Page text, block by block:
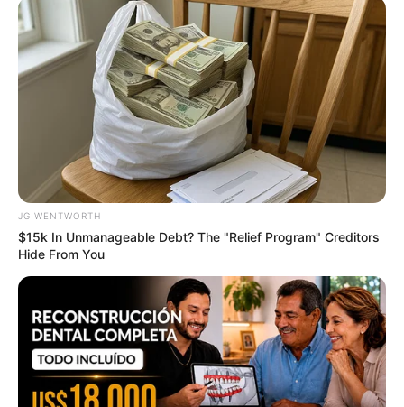
Discover What May Be Influencing Your Joint
Mobility
JOINT CARE
JG WENTWORTH
$15k In Unmanageable Debt? The "Relief Program" Creditors
Hide From You